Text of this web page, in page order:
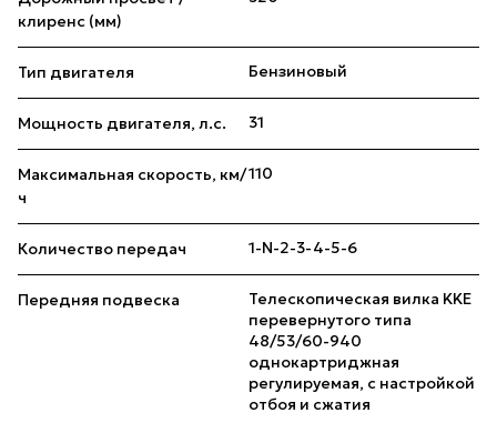
клиренс (мм)
Тип двигателя Бензиновый
Мощность двигателя, л.с. 31
Максимальная скорость, км/
ч
110
Количество передач 1-N-2-3-4-5-6
Передняя подвеска
Телескопическая вилка KKE
перевернутого типа
48/53/60-940
однокартриджная
регулируемая, с настройкой
отбоя и сжатия